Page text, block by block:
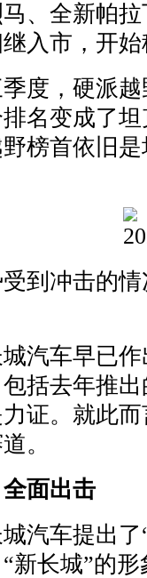
、全新帕
入市，开
季度，硬派
名变成了
榜首依旧
到冲击的
汽车早已
括去年推
证。就此
。
面出击
城汽车提出
新长城”的